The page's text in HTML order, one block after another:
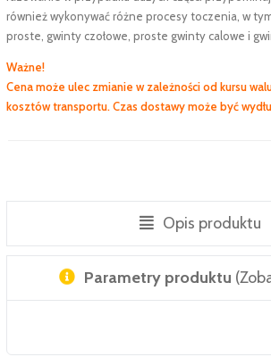
również wykonywać różne procesy toczenia, w
proste, gwinty czołowe, proste gwinty calowe i
Ważne!
Cena może ulec zmianie w zależności od kursu
kosztów transportu. Czas dostawy może być
Opis produktu
Parametry produktu